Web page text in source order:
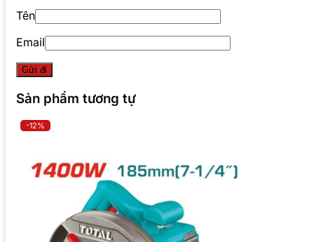
Tên
Email
Sản phẩm tương tự
-12%